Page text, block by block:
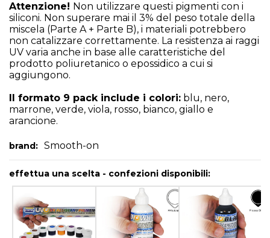
Attenzione! Non utilizzare questi pigmenti con i
siliconi. Non superare mai il 3% del peso totale della
miscela (Parte A + Parte B), i materiali potrebbero
non catalizzare correttamente. La resistenza ai raggi
UV varia anche in base alle caratteristiche del
prodotto poliuretanico o epossidico a cui si
aggiungono.
Il formato 9 pack include i colori: blu, nero,
marrone, verde, viola, rosso, bianco, giallo e
arancione.
brand: Smooth-on
effettua una scelta - confezioni disponibili: